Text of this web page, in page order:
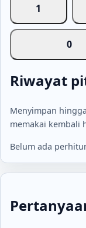
1
0
Riwayat
Menyimpan
memakai kembali
Belum ada